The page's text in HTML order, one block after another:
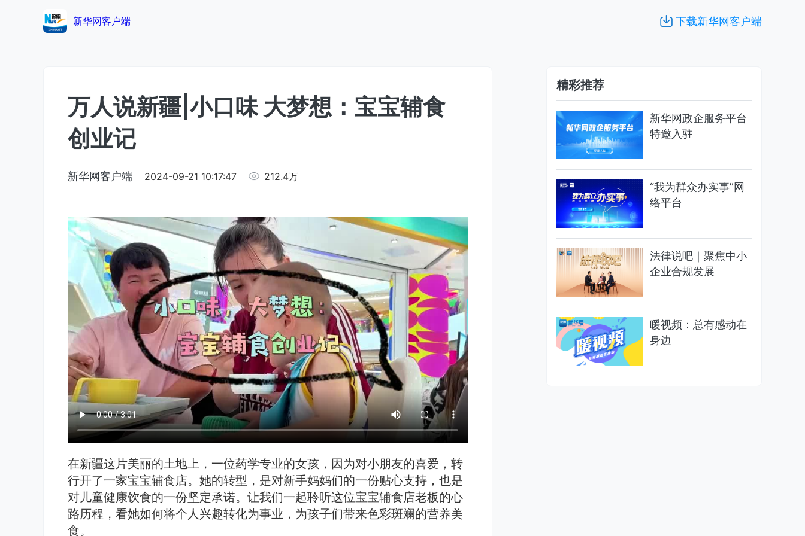
新华网客户端 下载新华网客户端
万人说新疆|小口味 大梦想：宝宝辅食
创业记
新华网客户端 2024-09-21 10:17:47 212.4万
在新疆这片美丽的土地上，一位药学专业的女孩，因为对小朋友的喜爱，转
行开了一家宝宝辅食店。她的转型，是对新手妈妈们的一份贴心支持，也是
对儿童健康饮食的一份坚定承诺。让我们一起聆听这位宝宝辅食店老板的心
路历程，看她如何将个人兴趣转化为事业，为孩子们带来色彩斑斓的营养美
食。
精彩推荐
新华网政企服务平台
特邀入驻
“我为群众办实事”网
络平台
法律说吧｜聚焦中小
企业合规发展
暖视频：总有感动在
身边